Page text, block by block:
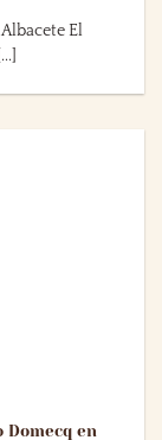
El
Domecq en